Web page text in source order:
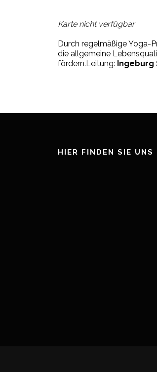
Karte nicht verfügbar
Durch regelmäßige Yoga-
die allgemeine
fördern.Leitung: Ingeburg
HIER FINDEN SIE UNS